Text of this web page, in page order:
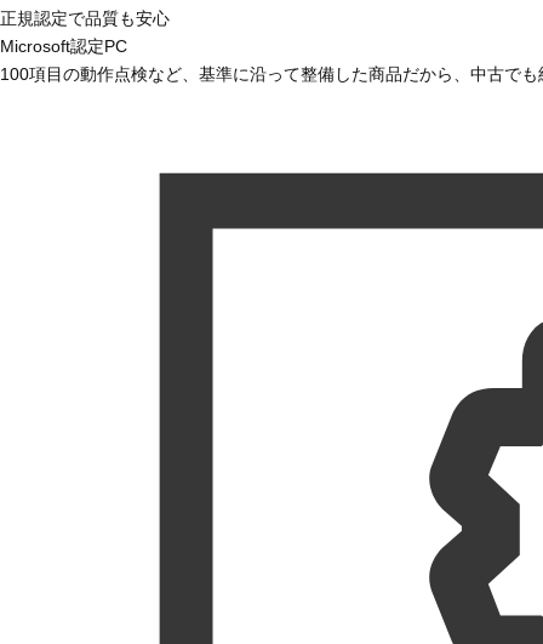
正規認定で品質も安心
Microsoft認定PC
100項目の動作点検など、基準に沿って整備した商品だから、中古で